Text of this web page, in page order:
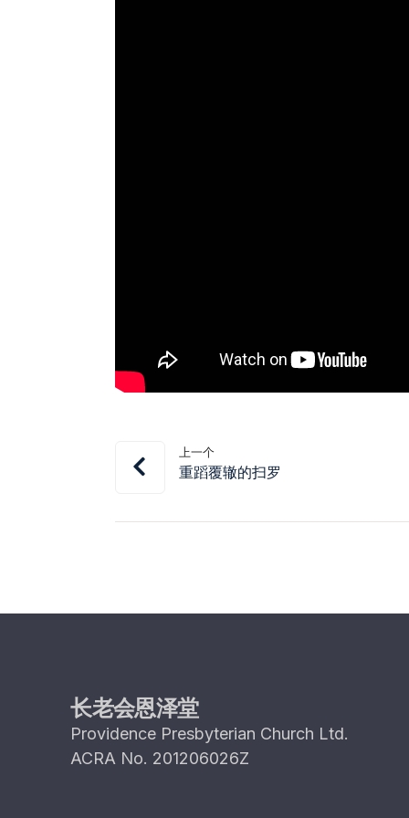
上一个
重蹈覆辙的扫罗
长老会恩泽堂
Providence Presbyterian Church Ltd.
ACRA No. 201206026Z